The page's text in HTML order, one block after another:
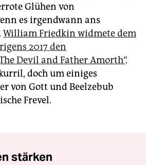
Glühen von
es irgendwann ans
William Friedkin widmete dem
2017 den
Devil and Father Amorth“.
doch um einiges
von Gott und Beelzebub
Frevel.
stärken